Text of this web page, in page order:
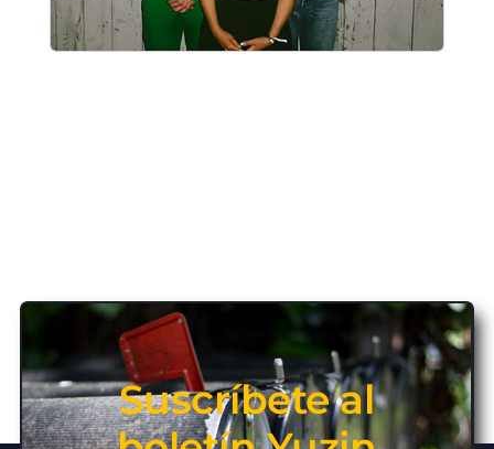
Suscríbete al